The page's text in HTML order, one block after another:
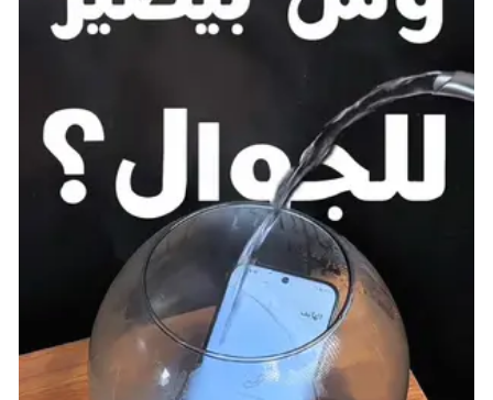
بسرقة أغراضهم، يمكنك تخيل مدى تكرار هذا الأمر.
والبحث عن فرصة للاستيلاء على ممتلكاتهم. إنها تجربة
مثيرة، حيث تعتبر السرقة قاعدة غير مكتوبة في اللعبة. ومن
ناحية أخرى، فإن سرقة زملائك المرتزقة تبدو منطقية تمامًا،
حيث أن هناك عددًا محدودًا من المعدات المتاحة.